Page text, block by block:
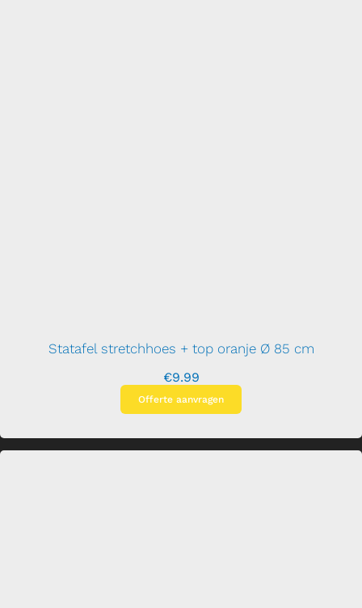
Statafel stretchhoes + top oranje Ø 85 cm
€9.99
Offerte aanvragen